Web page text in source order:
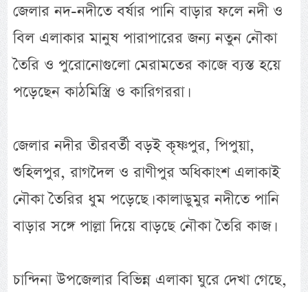
জেলার নদ-নদীতে বর্ষার পানি বাড়ার ফলে নদী ও
বিল এলাকার মানুষ পারাপারের জন্য নতুন নৌকা
তৈরি ও পুরোনোগুলো মেরামতের কাজে ব্যস্ত হয়ে
পড়েছেন কাঠমিস্ত্রি ও কারিগররা।
জেলার নদীর তীরবর্তী বড়ই কৃষ্ণপুর, পিপুয়া,
শুহিলপুর, রাগদৈল ও রাণীপুর অধিকাংশ এলাকাই
নৌকা তৈরির ধুম পড়েছে। কালাডুমুর নদীতে পানি
বাড়ার সঙ্গে পাল্লা দিয়ে বাড়ছে নৌকা তৈরি কাজ।
চান্দিনা উপজেলার বিভিন্ন এলাকা ঘুরে দেখা গেছে,